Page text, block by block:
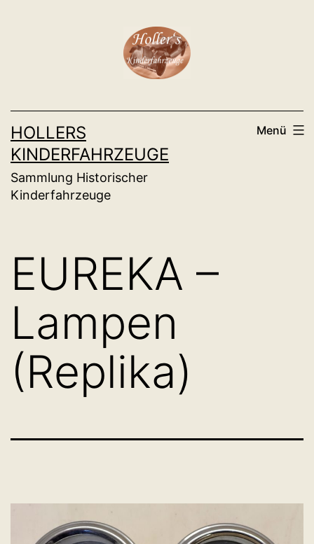
HOLLERS
KINDERFAHRZEUGE
Sammlung Historischer
Kinderfahrzeuge
Menü
EUREKA –
Lampen
(Replika)